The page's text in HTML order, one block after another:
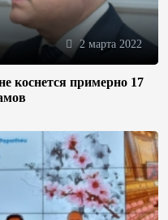
2 марта 2022
коснется примерно 17